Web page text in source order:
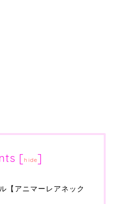
[hide]
【アニマーレアネック